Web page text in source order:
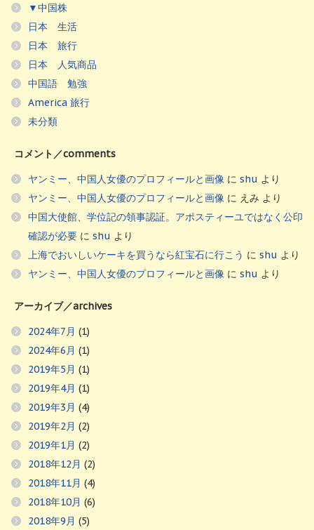
▼中国株
日本 生活
日本 旅行
日本 人気商品
中国語 勉強
America 旅行
未分類
コメント／comments
ヤンミー、中国人女優のプロフィールと画像 に shu より
ヤンミー、中国人女優のプロフィールと画像 に えみ より
中国大使館、学位記の領事認証。アポスティーユではなく公印
確認が必要 に shu より
上海でおいしいケーキを買うなら紅宝石に行こう に shu より
ヤンミー、中国人女優のプロフィールと画像 に shu より
アーカイブ／archives
2024年7月 (1)
2024年6月 (1)
2019年5月 (1)
2019年4月 (1)
2019年3月 (4)
2019年2月 (2)
2019年1月 (2)
2018年12月 (2)
2018年11月 (4)
2018年10月 (6)
2018年9月 (5)